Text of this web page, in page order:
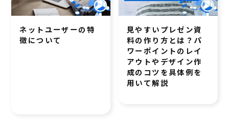
ネットユーザーの特
徴について
見やすいプレゼン資
料の作り方とは？パ
ワーポイントのレイ
アウトやデザイン作
成のコツを具体例を
用いて解説